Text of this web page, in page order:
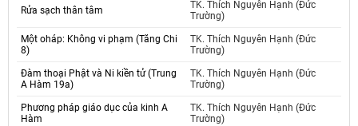
Rửa sạch thân tâm
TK. Thích Nguyên Hạnh (Đức
Trường)
Một oháp: Không vi phạm (Tăng Chi
8)
TK. Thích Nguyên Hạnh (Đức
Trường)
Đàm thoại Phật và Ni kiền tử (Trung
A Hàm 19a)
TK. Thích Nguyên Hạnh (Đức
Trường)
Phương pháp giáo dục của kinh A
Hàm
TK. Thích Nguyên Hạnh (Đức
Trường)